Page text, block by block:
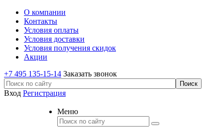
О компании
Контакты
Условия оплаты
Условия доставки
Условия получения скидок
Акции
+7 495 135-15-14 Заказать звонок
Вход Регистрация
Меню